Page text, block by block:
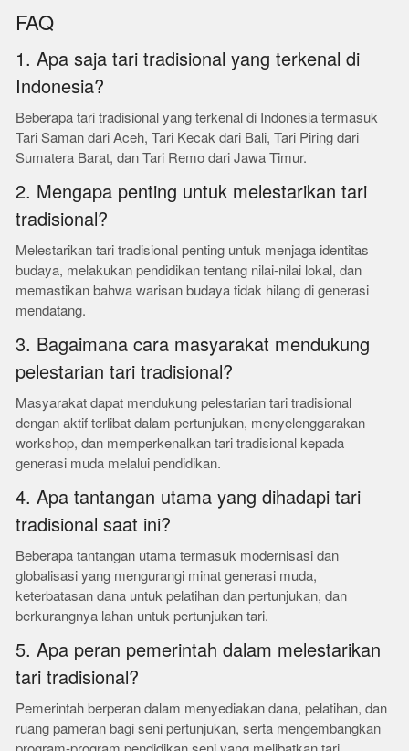
FAQ
1. Apa saja tari tradisional yang terkenal di
Indonesia?
Beberapa tari tradisional yang terkenal di Indonesia termasuk
Tari Saman dari Aceh, Tari Kecak dari Bali, Tari Piring dari
Sumatera Barat, dan Tari Remo dari Jawa Timur.
2. Mengapa penting untuk melestarikan tari
tradisional?
Melestarikan tari tradisional penting untuk menjaga identitas
budaya, melakukan pendidikan tentang nilai-nilai lokal, dan
memastikan bahwa warisan budaya tidak hilang di generasi
mendatang.
3. Bagaimana cara masyarakat mendukung
pelestarian tari tradisional?
Masyarakat dapat mendukung pelestarian tari tradisional
dengan aktif terlibat dalam pertunjukan, menyelenggarakan
workshop, dan memperkenalkan tari tradisional kepada
generasi muda melalui pendidikan.
4. Apa tantangan utama yang dihadapi tari
tradisional saat ini?
Beberapa tantangan utama termasuk modernisasi dan
globalisasi yang mengurangi minat generasi muda,
keterbatasan dana untuk pelatihan dan pertunjukan, dan
berkurangnya lahan untuk pertunjukan tari.
5. Apa peran pemerintah dalam melestarikan
tari tradisional?
Pemerintah berperan dalam menyediakan dana, pelatihan, dan
ruang pameran bagi seni pertunjukan, serta mengembangkan